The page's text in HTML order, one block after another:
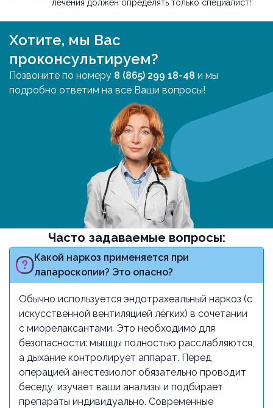
лечения должен определять только специалист!
Хотите, мы Вас
проконсультируем?
Позвоните по номеру 8 (865) 299 18-48 и мы
подробно ответим на все Ваши вопросы!
Часто задаваемые вопросы:
Какой наркоз применяется при
лапароскопии? Это опасно?
Обычно используется эндотрахеальный наркоз (с
искусственной вентиляцией лёгких) в сочетании
с миорелаксантами. Это необходимо для
безопасности: мышцы полностью расслабляются,
а дыхание контролирует аппарат. Перед
операцией анестезиолог обязательно проводит
беседу, изучает ваши анализы и подбирает
препараты индивидуально. Современные